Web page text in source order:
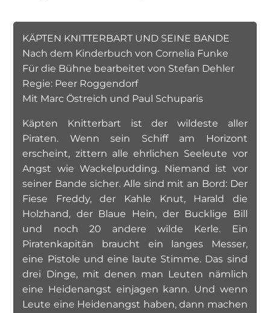
KÄPTEN KNITTERBART UND SEINE BANDE
Nach dem Kinderbuch von Cornelia Funke
Für die Bühne bearbeitet von Stefan Dehler
Regie: Peer Roggendorf
Mit Marc Östreich und Paul Schuparis
Käpten Knitterbart ist der wildeste aller
Piraten. Wenn sein Schiff am Horizont
erscheint, zittern alle ehrlichen Seeleute vor
Angst wie Wackelpudding. Niemand ist vor
seiner Bande sicher. Alle sind mit an Bord: Der
Fiese Freddy, der Kahle Knut, Harald die
Holzhand, der Blaue Hein, der Bucklige Bill
und noch 20 andere wilde Kerle. Ein
Piratenkapitän braucht ein langes Messer,
eine Pistole und eine laute Stimme. Das sind
drei Dinge, mit denen man Leuten nämlich
eine Heidenangst einjagen kann. Und wenn
Leute eine Heidenangst haben, dann machen